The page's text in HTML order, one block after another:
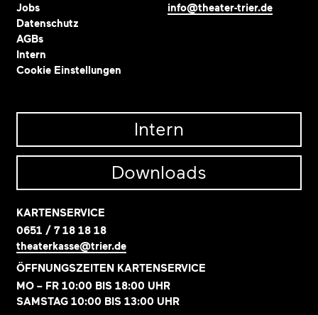
Jobs
Datenschutz
AGBs
Intern
Cookie Einstellungen
info@theater-trier.de
Intern
Downloads
KARTENSERVICE
0651 / 7 18 18 18
theaterkasse@trier.de
ÖFFNUNGSZEITEN KARTENSERVICE
MO – FR 10:00 BIS 18:00 UHR
SAMSTAG 10:00 BIS 13:00 UHR